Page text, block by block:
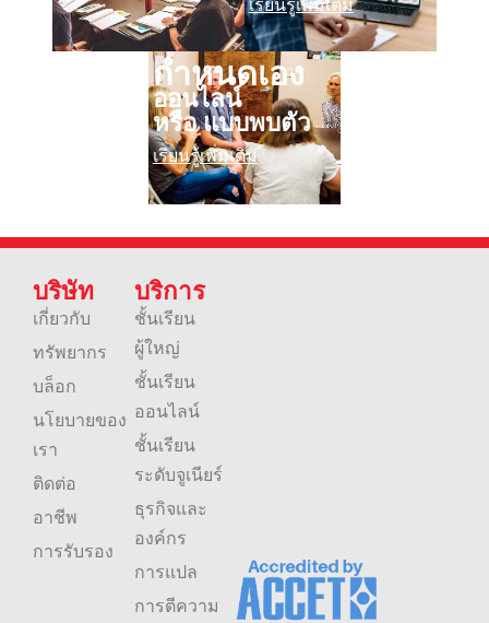
เรียนรู้เพิ่มเติม
กำหนดเอง
ออนไลน์
หรือ แบบพบตัว
เรียนรู้เพิ่มเติม
บริษัท
เกี่ยวกับ
ทรัพยากร
บล็อก
นโยบายของ
เรา
ติดต่อ
อาชีพ
การรับรอง
บริการ
ชั้นเรียน
ผู้ใหญ่
ชั้นเรียน
ออนไลน์
ชั้นเรียน
ระดับจูเนียร์
ธุรกิจและ
องค์กร
การแปล
การตีความ